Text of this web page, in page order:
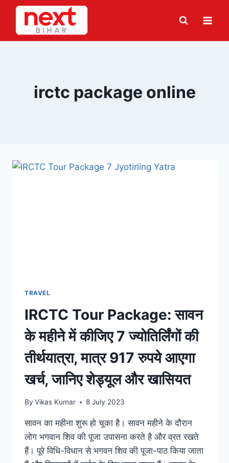
Skip
content
irctc package online
TRAVEL
IRCTC Tour Package: सावन
के महीने में कीजिए 7 ज्योतिर्लिंगों की
तीर्थयात्रा, मात्र 917 रुपये आएगा
खर्च, जानिए शेड्यूल और खासियत
By Vikas Kumar 8 July 2023
सावन का महीना शुरू हो चूका है। सावन महीने के दौरान
लोग भगवान शिव की पूजा उपासना करते है और व्रत रखते
हैं। पूरे विधि-विधान से भगवन शिव की पूजा-पाठ किया जाता